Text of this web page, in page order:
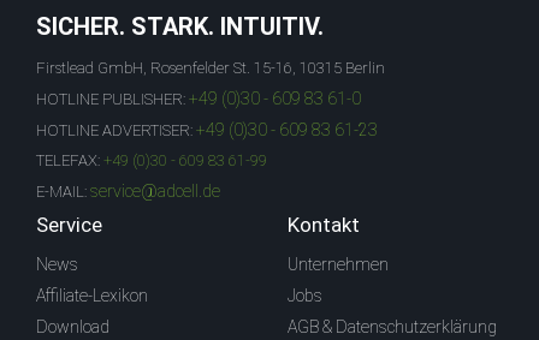
SICHER. STARK. INTUITIV.
Firstlead GmbH, Rosenfelder St. 15-16, 10315 Berlin
HOTLINE PUBLISHER: +49 (0)30 - 609 83 61-0
HOTLINE ADVERTISER: +49 (0)30 - 609 83 61-23
TELEFAX: +49 (0)30 - 609 83 61-99
E-MAIL: service@adcell.de
Service
News
Affiliate-Lexikon
Download
Kontakt
Unternehmen
Jobs
AGB & Datenschutzerklärung